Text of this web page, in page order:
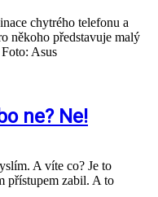
chytrého telefonu a
někoho představuje malý
Asus
ne? Ne!
A víte co? Je to
přístupem zabil. A to